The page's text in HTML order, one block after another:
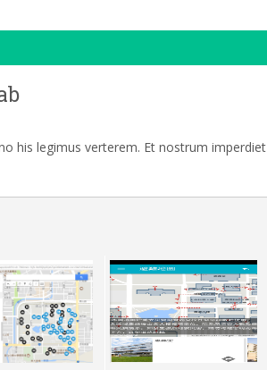
his legimus verterem. Et nostrum imperdiet